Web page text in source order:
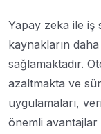
Yapay zeka ile
kaynakların daha
sağlamaktadır.
azaltmakta ve
uygulamaları,
önemli